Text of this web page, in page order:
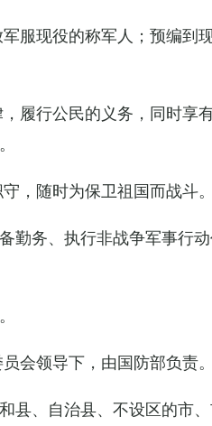
服现役的称军人；预编到
履行公民的义务，同时享
，随时为保卫祖国而战斗。
务、执行非战争军事行
会领导下，由国防部负责。
县、自治县、不设区的市